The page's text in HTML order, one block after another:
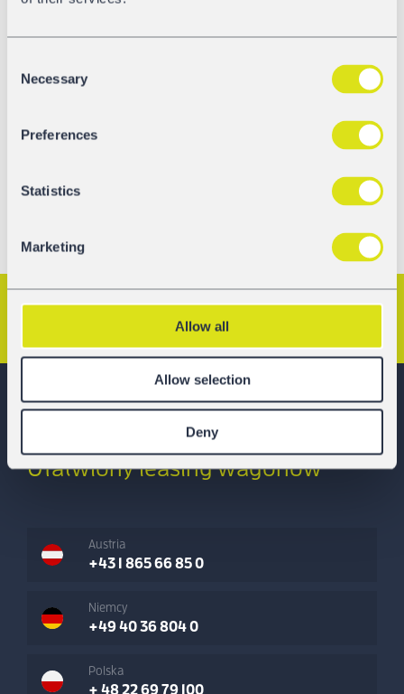
Selection
Necessary
Preferences
Statistics
Marketing
Allow all
Allow selection
Deny
oczywiste, że ta modyfikacja dotyczy tylko niewielu
cicha. Myślenie z wyprzedzeniem oznacza również
GATX Rail Europe
Ułatwiony leasing wagonów
Austria
+43 1 865 66 85 0
Niemcy
+49 40 36 804 0
Polska
+ 48 22 69 79 100